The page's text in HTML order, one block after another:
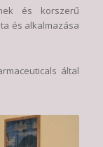
és korszerű
és alkalmazása
által